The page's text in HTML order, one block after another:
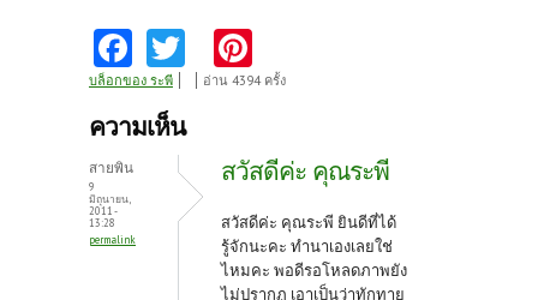
Fa
ce
b
o
k
w
itt
nt
es
t
บล็อกของ ระพี อ่าน 4394 ครั้ง
ความเห็น
สายพิน
9
มิถุนายน,
2011 -
13:28
permalink
สวัสดีค่ะ คุณระพี
สวัสดีค่ะ คุณระพี ยินดีที่ได้
รู้จักนะคะ ทำนาเองเลยใช่
ไหมคะ พอดีรอโหลดภาพยัง
ไม่ปรากฏ เอาเป็นว่าทักทาย